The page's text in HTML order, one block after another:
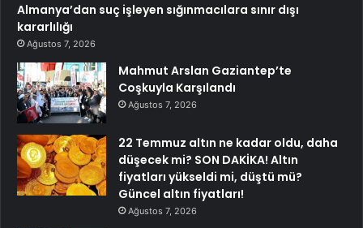
Almanya’dan suç işleyen sığınmacılara sınır dışı
kararlılığı
Ağustos 7, 2026
Mahmut Arslan Gaziantep’te
Coşkuyla Karşılandı
Ağustos 7, 2026
22 Temmuz altın ne kadar oldu, daha
düşecek mi? SON DAKİKA! Altın
fiyatları yükseldi mi, düştü mü?
Güncel altın fiyatları!
Ağustos 7, 2026